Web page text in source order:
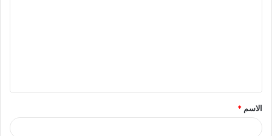
ق
*
الاسم *